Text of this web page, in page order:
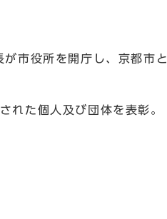
市役所を開庁し、京都市と
れた個人及び団体を表彰。